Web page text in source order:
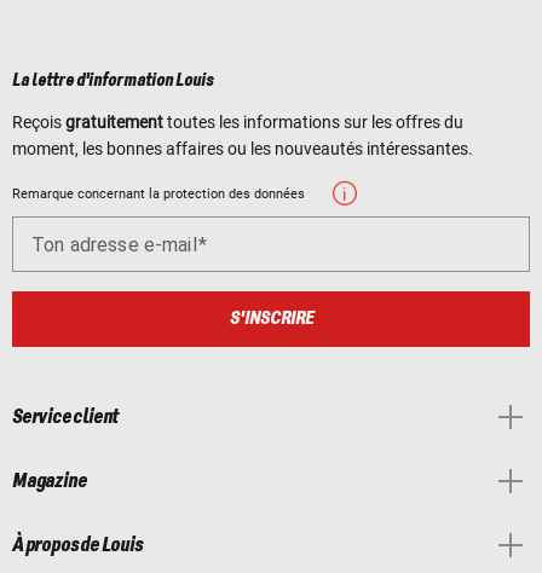
La lettre d'information Louis
Reçoisgratuitementtoutes les informations sur les offres du
moment, les bonnes affaires ou les nouveautés intéressantes.
Remarque concernant la protection des données
Ton adresse e-mail
S'INSCRIRE
Service client
Magazine
À propos de Louis